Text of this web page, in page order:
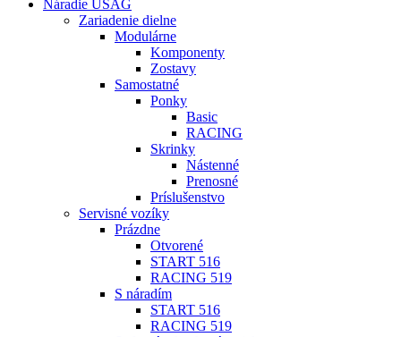
Náradie USAG
Zariadenie dielne
Modulárne
Komponenty
Zostavy
Samostatné
Ponky
Basic
RACING
Skrinky
Nástenné
Prenosné
Príslušenstvo
Servisné vozíky
Prázdne
Otvorené
START 516
RACING 519
S náradím
START 516
RACING 519